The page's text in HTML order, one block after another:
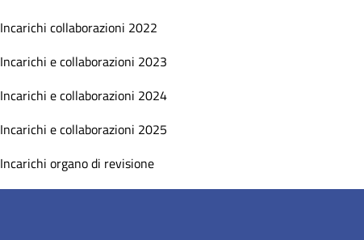
Incarichi collaborazioni 2022
Incarichi e collaborazioni 2023
Incarichi e collaborazioni 2024
Incarichi e collaborazioni 2025
Incarichi organo di revisione